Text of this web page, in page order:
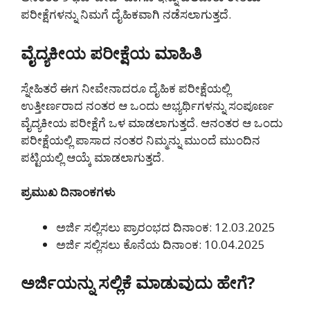
ಪರೀಕ್ಷೆಗಳನ್ನು ನಿಮಗೆ ದೈಹಿಕವಾಗಿ ನಡೆಸಲಾಗುತ್ತದೆ.
ವೈದ್ಯಕೀಯ ಪರೀಕ್ಷೆಯ ಮಾಹಿತಿ
ಸ್ನೇಹಿತರೆ ಈಗ ನೀವೇನಾದರೂ ದೈಹಿಕ ಪರೀಕ್ಷೆಯಲ್ಲಿ
ಉತ್ತೀರ್ಣರಾದ ನಂತರ ಆ ಒಂದು ಅಭ್ಯರ್ಥಿಗಳನ್ನು ಸಂಪೂರ್ಣ
ವೈದ್ಯಕೀಯ ಪರೀಕ್ಷೆಗೆ ಒಳ ಮಾಡಲಾಗುತ್ತದೆ. ಆನಂತರ ಆ ಒಂದು
ಪರೀಕ್ಷೆಯಲ್ಲಿ ಪಾಸಾದ ನಂತರ ನಿಮ್ಮನ್ನು ಮುಂದೆ ಮುಂದಿನ
ಪಟ್ಟಿಯಲ್ಲಿ ಆಯ್ಕೆ ಮಾಡಲಾಗುತ್ತದೆ.
ಪ್ರಮುಖ ದಿನಾಂಕಗಳು
ಅರ್ಜಿ ಸಲ್ಲಿಸಲು ಪ್ರಾರಂಭದ ದಿನಾಂಕ: 12.03.2025
ಅರ್ಜಿ ಸಲ್ಲಿಸಲು ಕೊನೆಯ ದಿನಾಂಕ: 10.04.2025
ಅರ್ಜಿಯನ್ನು ಸಲ್ಲಿಕೆ ಮಾಡುವುದು ಹೇಗೆ?